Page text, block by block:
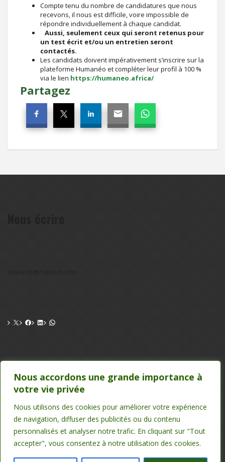
Nous accordons une grande importance à
votre vie privée
Nous utilisons des cookies pour améliorer votre expérience
de navigation, diffuser des publicités ou du contenu
personnalisés et analyser notre trafic. En cliquant sur "Tout
accepter", vous consentez à notre utilisation des cookies.
Compte tenu du nombre de candidatures que nous
recevons, il nous est difficile, voire impossible de
répondre individuellement à chaque candidat.
Aussi, seulement ceux qui seront retenus pour
un test écrit et/ou un entretien seront
contactés.
Les candidats doivent impérativement s’inscrire sur la
plateforme Humanéo et compléter leur profil à 100 %
via le lien https://humaneo.africa/
Partagez
CONTACT
TEL : 20 22 39 24 , 75 50 00 26